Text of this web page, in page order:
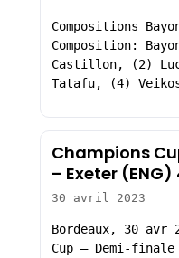
Compositions
Composition:
Castillon, (2)
Tatafu, (4)
Champions
– Exeter (ENG)
30 avril 2023
Bordeaux, 30 avr
Cup – Demi-finale